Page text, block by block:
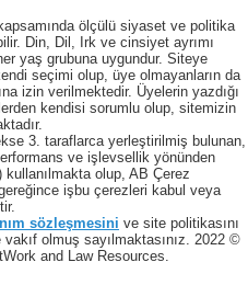
ölçülü siyaset ve politika
Din, Dil, Irk ve cinsiyet ayrımı
yaş grubuna uygundur. Siteye
seçimi olup, üye olmayanların da
izin verilmektedir. Üyelerin yazdığı
kendisi sorumlu olup, sitemizin
3. taraflarca yerleştirilmiş bulunan,
ve işlevsellik yönünden
olup, AB Çerez
işbu çerezleri kabul veya
sözleşmesini ve site politikasını
olmuş sayılmaktasınız. 2022 ©
and Law Resources.